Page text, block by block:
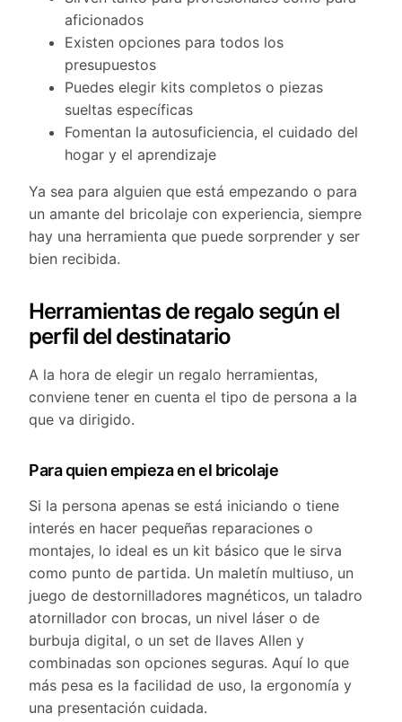
aficionados
Existen opciones para todos los
presupuestos
Puedes elegir kits completos o piezas
sueltas específicas
Fomentan la autosuficiencia, el cuidado del
hogar y el aprendizaje
Ya sea para alguien que está empezando o para
un amante del bricolaje con experiencia, siempre
hay una herramienta que puede sorprender y ser
bien recibida.
Herramientas de regalo según el
perfil del destinatario
A la hora de elegir un regalo herramientas,
conviene tener en cuenta el tipo de persona a la
que va dirigido.
Para quien empieza en el bricolaje
Si la persona apenas se está iniciando o tiene
interés en hacer pequeñas reparaciones o
montajes, lo ideal es un kit básico que le sirva
como punto de partida. Un maletín multiuso, un
juego de destornilladores magnéticos, un taladro
atornillador con brocas, un nivel láser o de
burbuja digital, o un set de llaves Allen y
combinadas son opciones seguras. Aquí lo que
más pesa es la facilidad de uso, la ergonomía y
una presentación cuidada.